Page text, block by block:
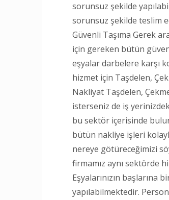
sorunsuz şekilde
sorunsuz şekilde teslim
Güvenli Taşıma Gerek
için gereken bütün
eşyalar darbelere karşı
hizmet için Taşdelen,
Nakliyat Taşdelen,
isterseniz de iş
bu sektör içerisinde
bütün nakliye işleri
nereye götüreceğimizi
firmamız aynı sektörde
Eşyalarınızın başlarına
yapılabilmektedir.